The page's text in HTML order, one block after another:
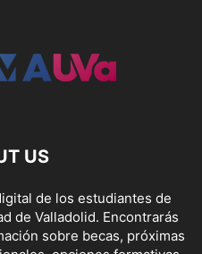
US
de los estudiantes de
de Valladolid. Encontrarás
sobre becas, próximas